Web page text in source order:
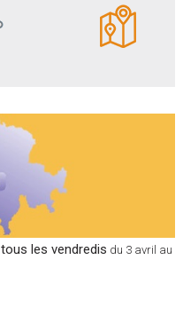
tous les vendredis du 3 avril au